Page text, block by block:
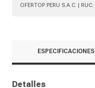
OFERTOP PERU S.A.C. | RUC:
ESPECIFICACIONES
Detalles